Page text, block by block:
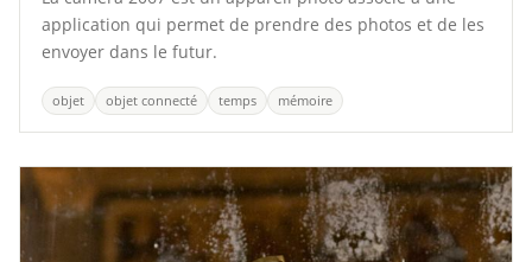
application qui permet de prendre des photos et de les
envoyer dans le futur.
objet objet connecté temps mémoire